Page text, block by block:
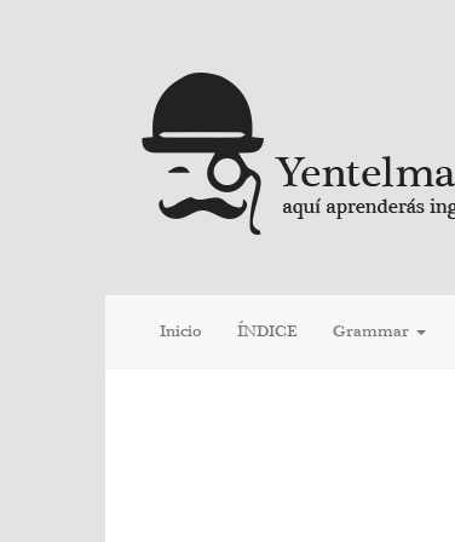
Inicio ÍNDICE Grammar